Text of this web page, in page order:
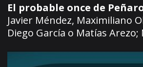
El probable once de
Javier Méndez, Maximiliano
Diego García o Matías